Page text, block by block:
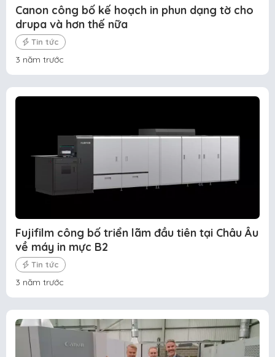
Canon công bố kế hoạch in phun dạng tờ cho
drupa và hơn thế nữa
Tin tức
3 năm trước
Fujifilm công bố triển lãm đầu tiên tại Châu Âu
về máy in mực B2
Tin tức
3 năm trước